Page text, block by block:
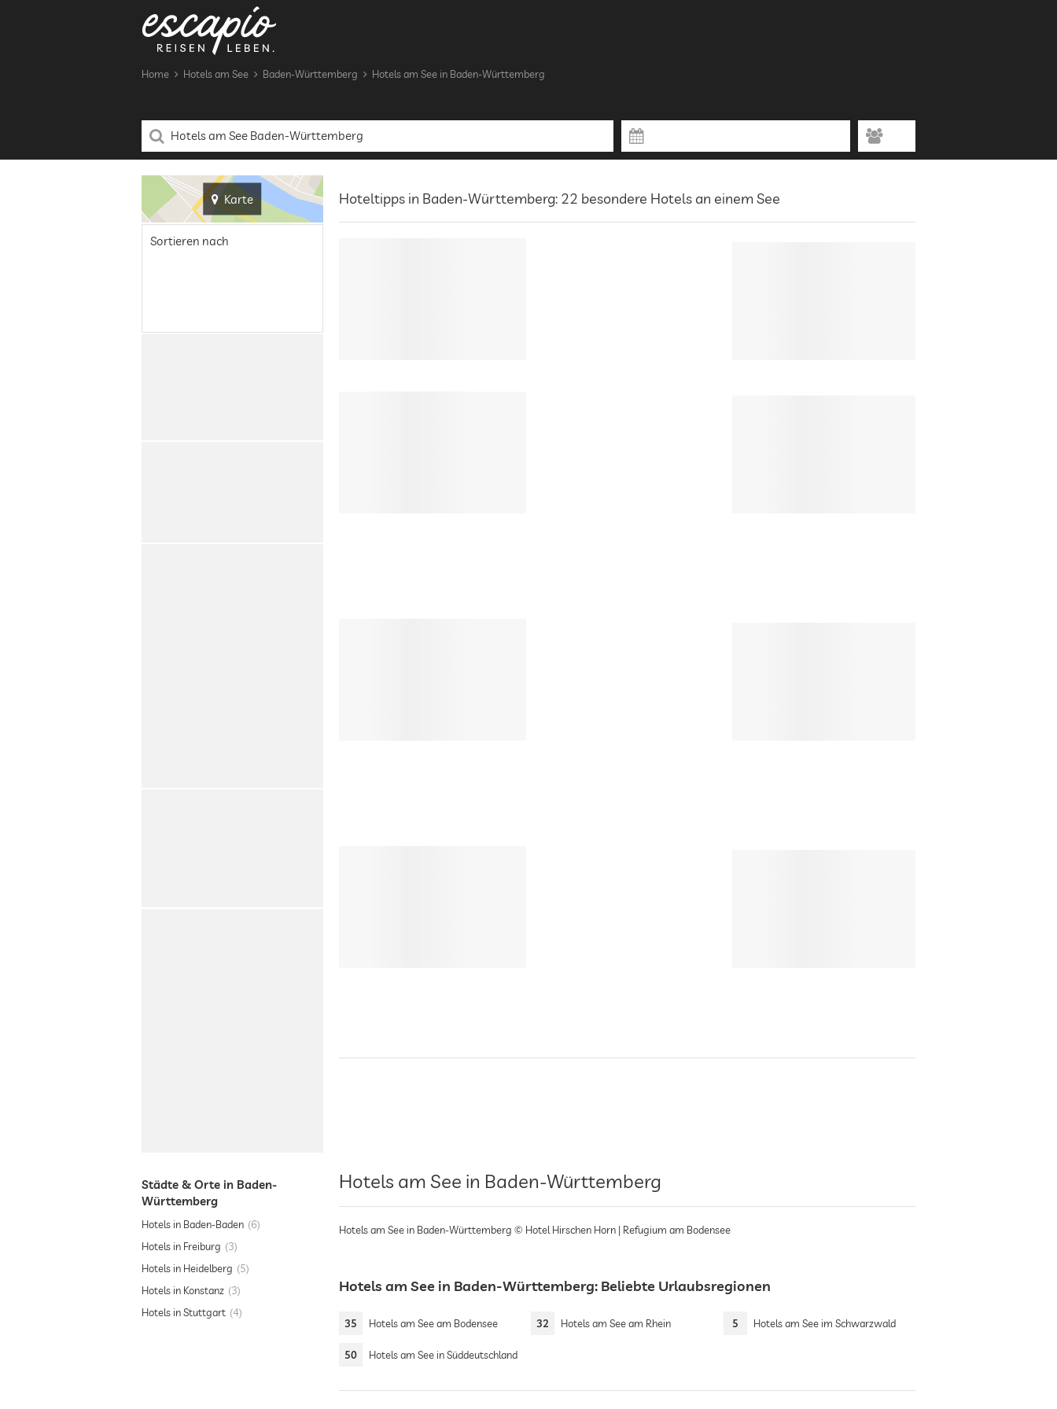
Home Hotels am See Baden-Württemberg Hotels am See in Baden-Württemberg
Karte Hoteltipps in Baden-Württemberg: 22 besondere Hotels an einem See
Sortieren nach
Städte & Orte in Baden-
Württemberg
Hotels in Baden-Baden
6
Hotels in Freiburg
3
Hotels in Heidelberg
5
Hotels in Konstanz
3
Hotels in Stuttgart 4
Hotels am See in Baden-Württemberg
Hotels am See in Baden-Württemberg © Hotel Hirschen Horn | Refugium am Bodensee
Hotels am See in Baden-Württemberg: Beliebte Urlaubsregionen
35 Hotels am See am Bodensee 32 Hotels am See am Rhein 5 Hotels am See im Schwarzwald
50 Hotels am See in Süddeutschland